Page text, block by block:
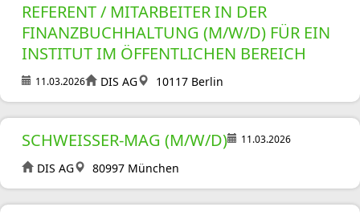
REFERENT / MITARBEITER IN DER
FINANZBUCHHALTUNG (M/W/D) FÜR EIN
INSTITUT IM ÖFFENTLICHEN BEREICH
11.03.2026 DIS AG 10117 Berlin
SCHWEISSER-MAG (M/W/D) 11.03.2026
DIS AG 80997 München